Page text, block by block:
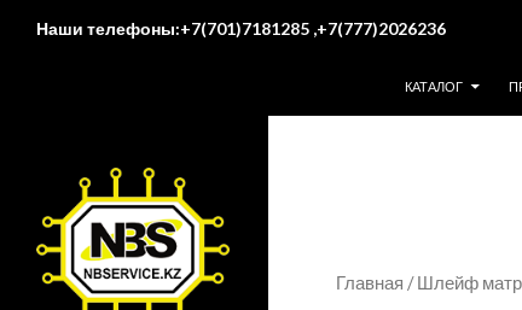
Наши телефоны:+7(701)7181285 ,+7(777)2026236
КАТАЛОГ
Главная /Шлейф